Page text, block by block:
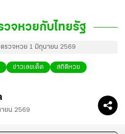
วจหวยกับไทยรัฐ
ตรวจหวย 1 มิถุนายน 2569
ข่าวเลขเด็ด สถิติหวย
ยน 2569